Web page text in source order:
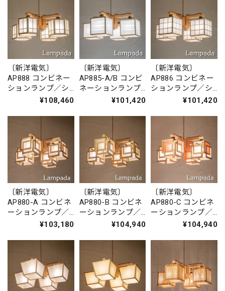
〔新洋電気〕
AP888 コンビネー
ションランプ／シ
ャンデリア 柚
¥108,460
〔新洋電気〕
AP885-A/B コンビ
ネーションランプ
／シャンデリア
スサ入）
¥101,420
〔新洋電気〕
AP886 コンビネー
ションランプ／シ
ャンデリア 凡
¥101,420
〔新洋電気〕
AP880-A コンビネ
ーションランプ／
シャンデリア 旬
¥103,180
〔新洋電気〕
AP880-B コンビネ
ーションランプ／
シャンデリア 旬
¥104,940
〔新洋電気〕
AP880-C コンビネ
ーションランプ／
シャンデリア 旬
¥104,940